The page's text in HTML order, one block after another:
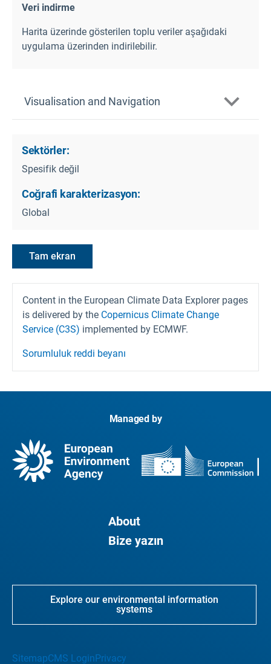
Veri indirme
Harita üzerinde gösterilen toplu veriler aşağıdaki
uygulama üzerinden indirilebilir.
Visualisation and Navigation
Sektörler:
Spesifik değil
Coğrafi karakterizasyon:
Global
Tam ekran
Content in the European Climate Data Explorer pages
is delivered by the Copernicus Climate Change
Service (C3S) implemented by ECMWF.
Sorumluluk reddi beyanı
Managed by
About
Bize yazın
Explore our environmental information
systems
SitemapCMS LoginPrivacy